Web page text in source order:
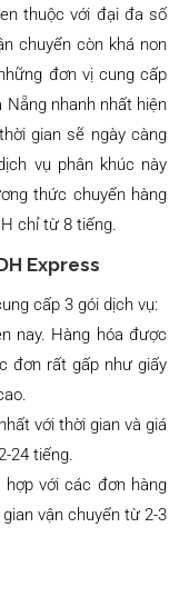
thuộc với đại đa số
chuyển còn khá non
đơn vị cung cấp
nhanh nhất hiện
gian sẽ ngày càng
vụ phân khúc này
thức chuyển hàng
chỉ từ 8 tiếng.
Express
cấp 3 gói dịch vụ:
nay. Hàng hóa được
đơn rất gấp như giấy
với thời gian và giá
24 tiếng.
với các đơn hàng
vận chuyển từ 2-3